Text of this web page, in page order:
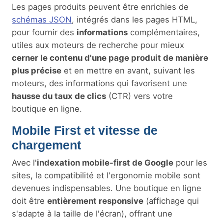
Les pages produits peuvent être enrichies de
schémas JSON, intégrés dans les pages HTML,
pour fournir des informations complémentaires,
utiles aux moteurs de recherche pour mieux
cerner le contenu d'une page produit de manière
plus précise et en mettre en avant, suivant les
moteurs, des informations qui favorisent une
hausse du taux de clics (CTR) vers votre
boutique en ligne.
Mobile First et vitesse de
chargement
Avec l'indexation mobile-first de Google pour les
sites, la compatibilité et l'ergonomie mobile sont
devenues indispensables. Une boutique en ligne
doit être entièrement responsive (affichage qui
s'adapte à la taille de l'écran), offrant une